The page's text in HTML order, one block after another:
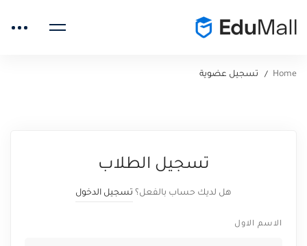
Home تسجيل عضوية
تسجيل الطلاب
هل لديك حساب بالفعل؟ تسجيل الدخول
الاسم الاول